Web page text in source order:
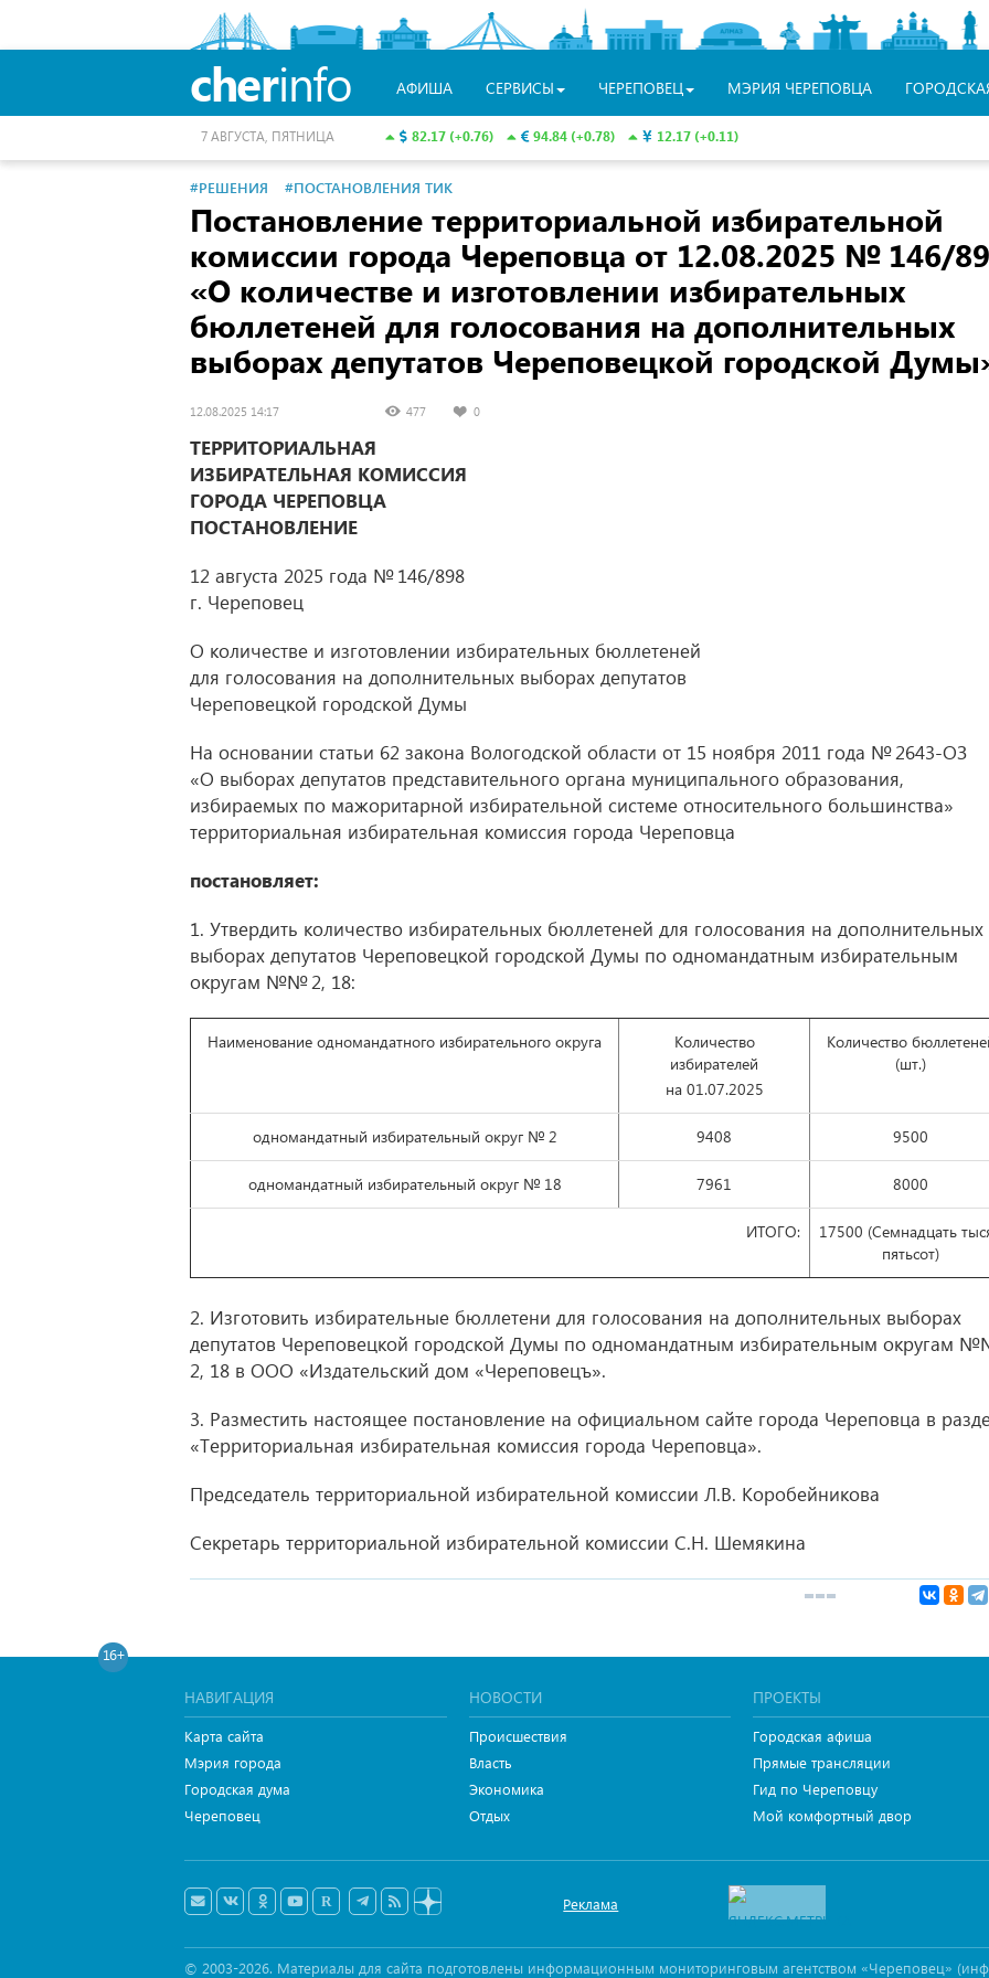
cherinfo АФИША СЕРВИСЫ ЧЕРЕПОВЕЦ МЭРИЯ ЧЕРЕПОВЦА
82.17 (+0.76) 94.84 (+0.78) 12.17 (+0.11)
7 АВГУСТА, ПЯТНИЦА
#РЕШЕНИЯ #ПОСТАНОВЛЕНИЯ ТИК
Постановление территориальной избирательной
комиссии города Череповца от 12.08.2025 № 146/
«О количестве и изготовлении избирательных
бюллетеней для голосования на дополнительных
выборах депутатов Череповецкой городской
12.08.2025 14:17 477 0
ТЕРРИТОРИАЛЬНАЯ
ИЗБИРАТЕЛЬНАЯ КОМИССИЯ
ГОРОДА ЧЕРЕПОВЦА
ПОСТАНОВЛЕНИЕ
12 августа 2025 года № 146/898
г. Череповец
О количестве и изготовлении избирательных бюллетеней
для голосования на дополнительных выборах депутатов
Череповецкой городской Думы
На основании статьи 62 закона Вологодской области от 15 ноября 2011 года № 2643-ОЗ
«О выборах депутатов представительного органа муниципального образования,
избираемых по мажоритарной избирательной системе относительного большинства»
территориальная избирательная комиссия города Череповца
постановляет:
1. Утвердить количество избирательных бюллетеней для голосования на дополнительных
выборах депутатов Череповецкой городской Думы по одномандатным избирательным
округам №№ 2, 18:
Наименование одномандатного избирательного округа
Количество
избирателей
на 01.07.2025
Количество
(шт.)
одномандатный избирательный округ № 2 9408 9500
одномандатный избирательный округ № 18 7961 8000
ИТОГО:
17500 (Семнадцать
пятьсот)
2. Изготовить избирательные бюллетени для голосования на дополнительных выборах
депутатов Череповецкой городской Думы по одномандатным избирательным округам
2, 18 в ООО «Издательский дом «Череповецъ».
3. Разместить настоящее постановление на официальном сайте города Череповца в
«Территориальная избирательная комиссия города Череповца».
Председатель территориальной избирательной комиссии Л.В. Коробейникова
Секретарь территориальной избирательной комиссии С.Н. Шемякина
16+
НАВИГАЦИЯ
Карта сайта
Мэрия города
Городская дума
Череповец
НОВОСТИ
Происшествия
Власть
Экономика
Отдых
ПРОЕКТЫ
Городская афиша
Прямые трансляции
Гид по Череповцу
Мой комфортный двор
Реклама
© 2003-2026. Материалы для сайта подготовлены информационным мониторинговым агентством «Череповец»